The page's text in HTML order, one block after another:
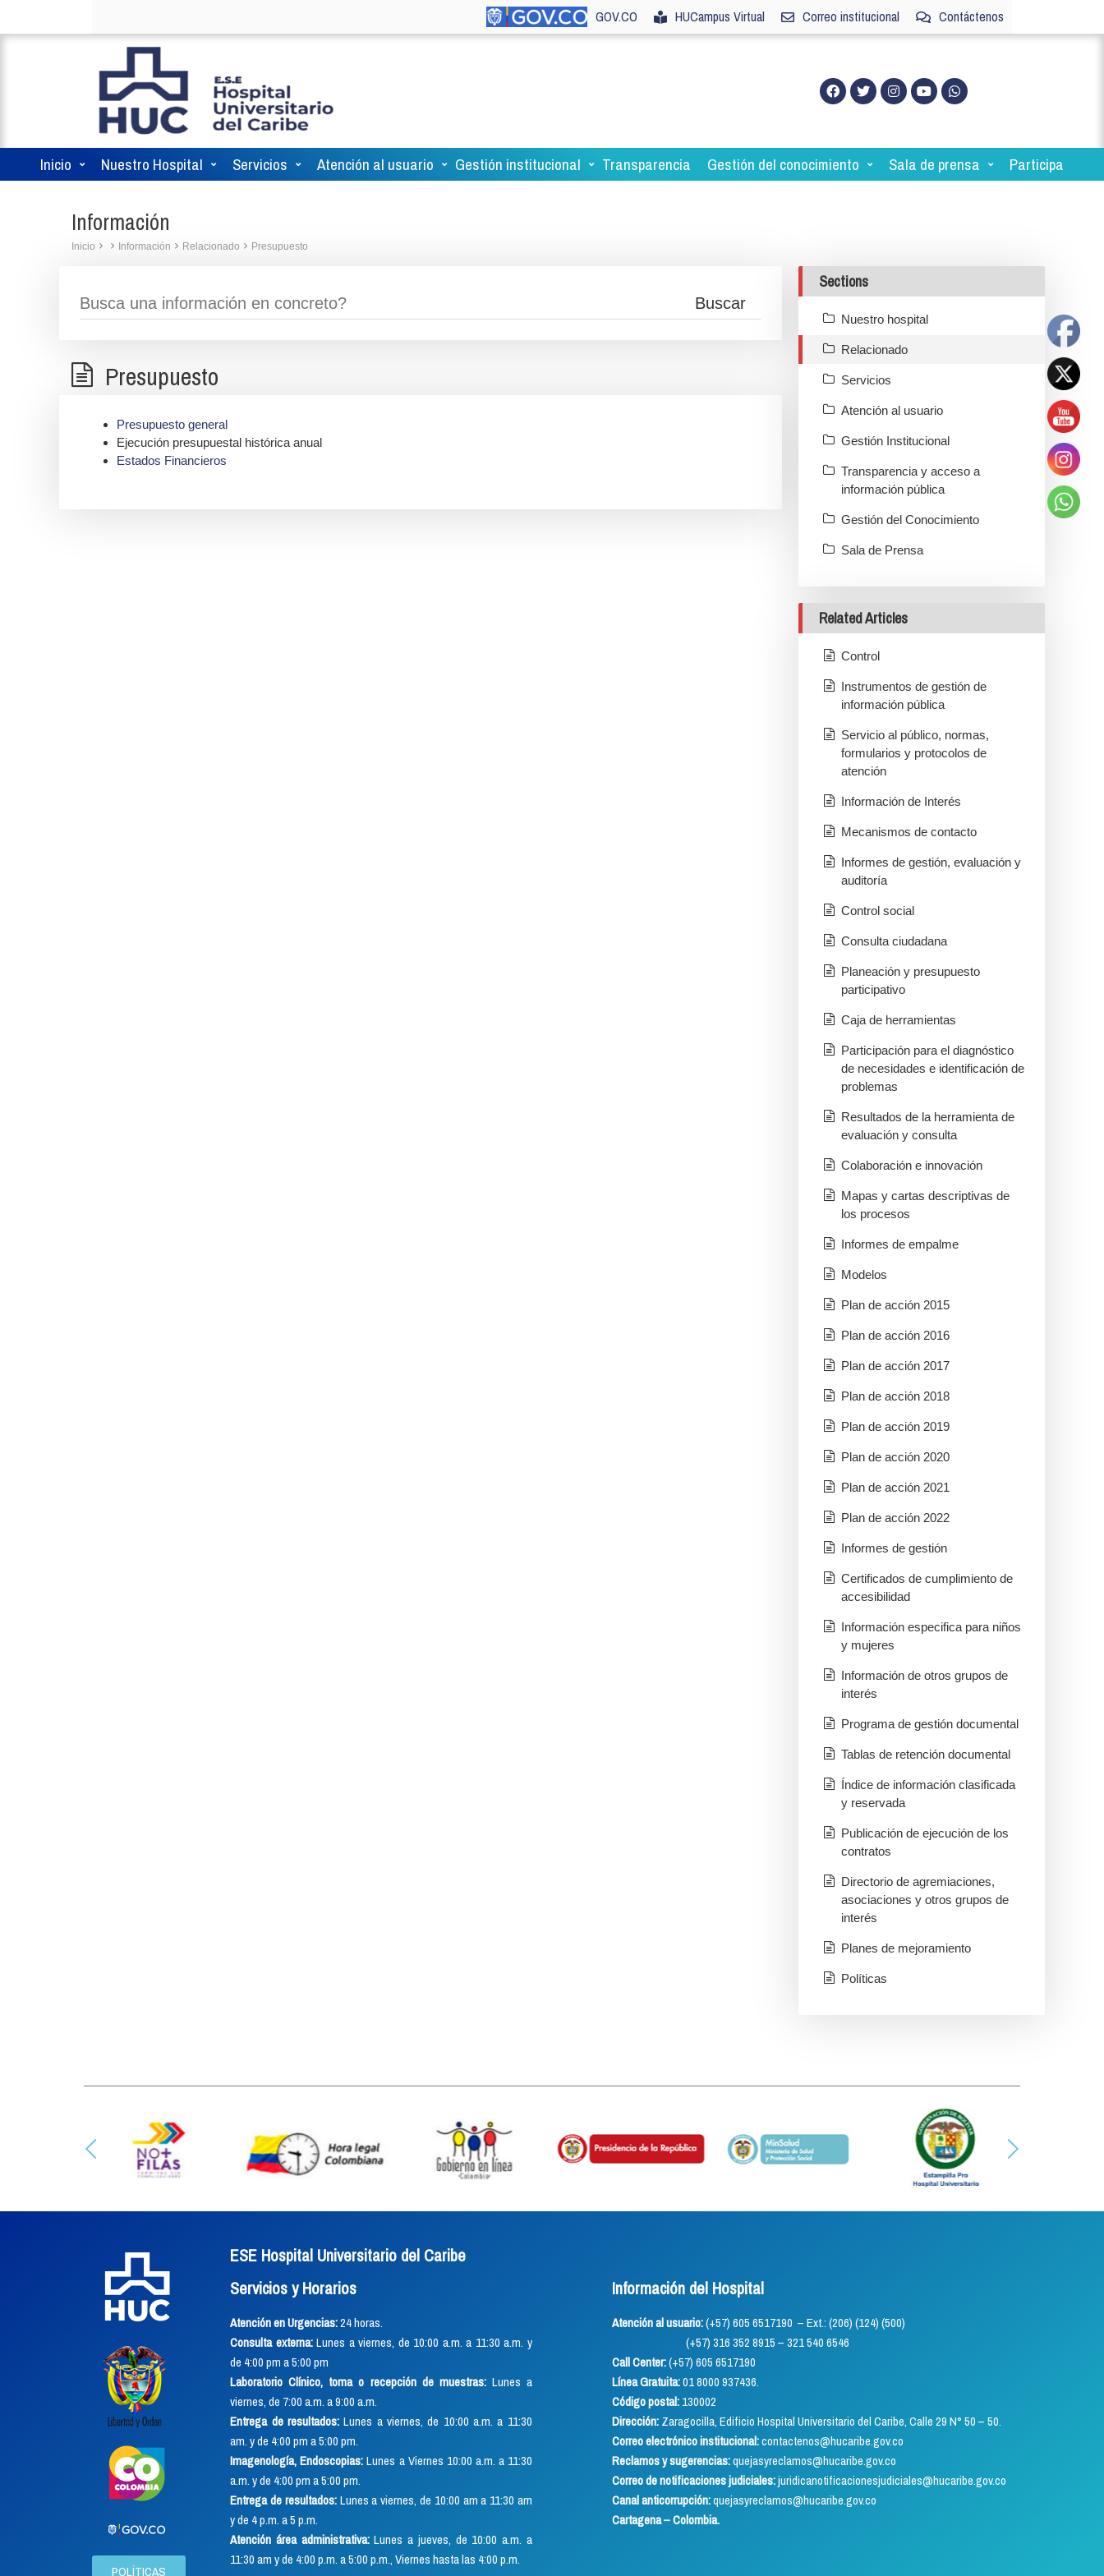
GOV.CO HUCampus Virtual Correo institucional Contáctenos
Inicio Nuestro Hospital Servicios Atención al usuario Gestión institucional Transparencia Gestión del conocimiento Sala de prensa Participa
Información
Inicio Información Relacionado Presupuesto
Presupuesto
Presupuesto general
Ejecución presupuestal histórica anual
Estados Financieros
Sections
Nuestro hospital
Relacionado
Servicios
Atención al usuario
Gestión Institucional
Transparencia y acceso a
información pública
Gestión del Conocimiento
Sala de Prensa
Related Articles
Control
Instrumentos de gestión de
información pública
Servicio al público, normas,
formularios y protocolos de
atención
Información de Interés
Mecanismos de contacto
Informes de gestión, evaluación y
auditoría
Control social
Consulta ciudadana
Planeación y presupuesto
participativo
Caja de herramientas
Participación para el diagnóstico
de necesidades e identificación de
problemas
Resultados de la herramienta de
evaluación y consulta
Colaboración e innovación
Mapas y cartas descriptivas de
los procesos
Informes de empalme
Modelos
Plan de acción 2015
Plan de acción 2016
Plan de acción 2017
Plan de acción 2018
Plan de acción 2019
Plan de acción 2020
Plan de acción 2021
Plan de acción 2022
Informes de gestión
Certificados de cumplimiento de
accesibilidad
Información especifica para niños
y mujeres
Información de otros grupos de
interés
Programa de gestión documental
Tablas de retención documental
Índice de información clasificada
y reservada
Publicación de ejecución de los
contratos
Directorio de agremiaciones,
asociaciones y otros grupos de
interés
Planes de mejoramiento
Políticas
POLÍTICAS
ESE Hospital Universitario del Caribe
Servicios y Horarios
Atención en Urgencias:24 horas.
Consulta externa:Lunes a viernes, de 10:00 a.m. a 11:30 a.m. y
de 4:00 pm a 5:00 pm
Laboratorio Clínico, toma o recepción de muestras:Lunes a
viernes, de 7:00 a.m. a 9:00 a.m.
Entrega de resultados: Lunes a viernes, de 10:00 a.m. a 11:30
am. y de 4:00 pm a 5:00 pm.
Imagenología, Endoscopias:Lunes a Viernes 10:00 a.m. a 11:30
a.m. y de 4:00 pm a 5:00 pm.
Entrega de resultados:Lunes a viernes, de 10:00 am a 11:30 am
y de 4 p.m. a 5 p.m.
Atención área administrativa:Lunes a jueves, de 10:00 a.m. a
11:30 am y de 4:00 p.m. a 5:00 p.m., Viernes hasta las 4:00 p.m.
Información del Hospital
Atención al usuario:(+57) 605 6517190 – Ext.: (206) (124) (500)
(+57) 316 352 8915 – 321 540 6546
Call Center:(+57) 605 6517190
Línea Gratuita:01 8000 937436.
Código postal:130002
Dirección:Zaragocilla, Edificio Hospital Universitario del Caribe, Calle 29 N° 50 – 50.
Correo electrónico institucional:contactenos@hucaribe.gov.co
Reclamos y sugerencias:quejasyreclamos@hucaribe.gov.co
Correo de notificaciones judiciales:juridicanotificacionesjudiciales@hucaribe.gov.co
Canal anticorrupción:quejasyreclamos@hucaribe.gov.co
Cartagena – Colombia.